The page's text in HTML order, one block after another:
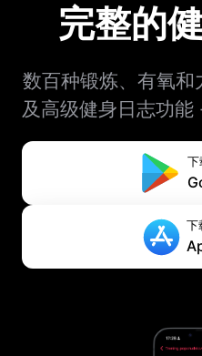
完整的
数百种锻炼、有氧
及高级健身日志功
下
下